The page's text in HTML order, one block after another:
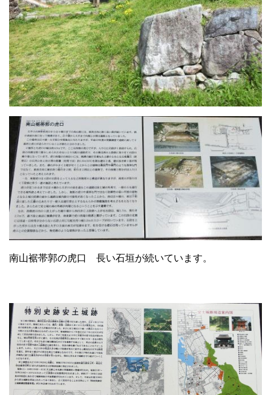
南山裾帯郭の虎口 長い石垣が続いています。